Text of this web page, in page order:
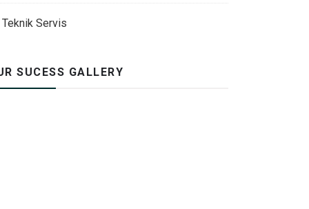
Teknik Servis
SUCESS GALLERY